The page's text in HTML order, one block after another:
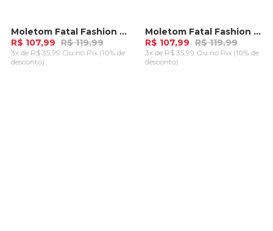
-10%Moletom Fatal Fashion Basic Masculino Grafite Mescla
R$ 107,99 R$ 119,99
3x de R$ 35,99 Ou no Pix (10% de
desconto)
-10%Moletom Fatal Fashion Basic Masculino Verde Tiffany
R$ 107,99 R$ 119,99
3x de R$ 35,99 Ou no Pix (10% de
desconto)